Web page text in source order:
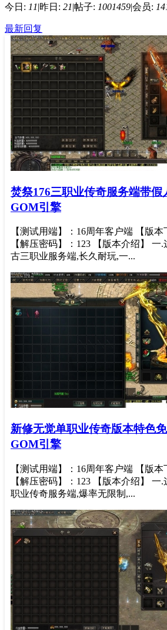
今日: 11|昨日: 21|帖子: 1001459|会员:
最新回复
焚祭176三职业传奇服务端带假
GOM引擎
【测试用端】：16周年客户端 【版本
【解压密码】：123 【版本介绍】 一.
古三职业服务端,长久耐玩,一...
新修无觉单职业传奇版本特色
GOM引擎
【测试用端】：16周年客户端 【版本
【解压密码】：123 【版本介绍】 一
职业传奇服务端,爆率无限制,...